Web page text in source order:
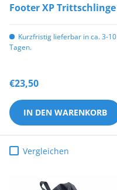
Footer XP Trittschlinge
Kurzfristig lieferbar in ca. 3-10
Tagen.
€23,50
IN DEN WARENKORB
Vergleichen